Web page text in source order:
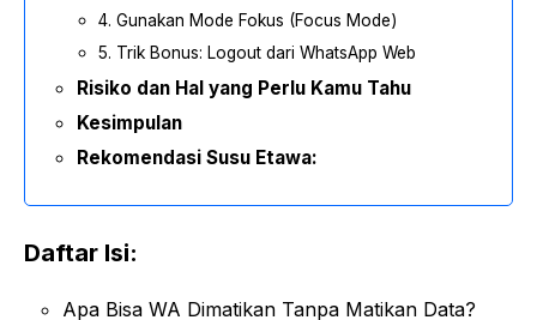
4. Gunakan Mode Fokus (Focus Mode)
5. Trik Bonus: Logout dari WhatsApp Web
Risiko dan Hal yang Perlu Kamu Tahu
Kesimpulan
Rekomendasi Susu Etawa:
Daftar Isi:
Apa Bisa WA Dimatikan Tanpa Matikan Data?